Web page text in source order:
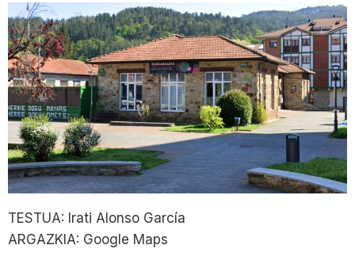
TESTUA: Irati Alonso García
ARGAZKIA: Google Maps